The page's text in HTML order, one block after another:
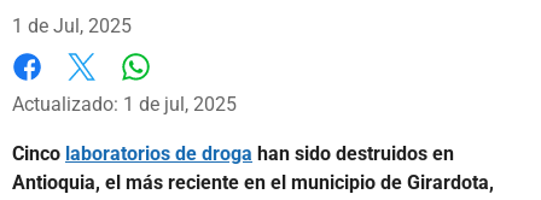
1 de Jul, 2025
Facebook
X
Actualizado: 1 de jul, 2025
Cinco laboratorios de droga han sido destruidos en
Antioquia, el más reciente en el municipio de Girardota,